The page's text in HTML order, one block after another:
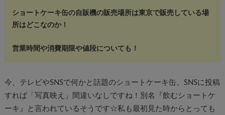
ショートケーキ缶の自販機の販売場所は東京で販売している場
所はどこなのか！
営業時間や消費期限や値段についても！
今、テレビやSNSで何かと話題のショートケーキ缶、SNSに投稿
すれば「写真映え」間違いなしですね！別名『飲むショートケ
ーキ』と言われているそうです☆私も最初見た時からとっても